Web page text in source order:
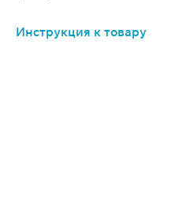
Инструкция к товару